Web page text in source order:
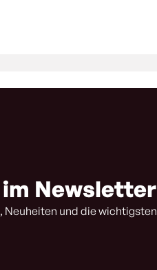
im Newsletter
Neuheiten und die wichtigsten